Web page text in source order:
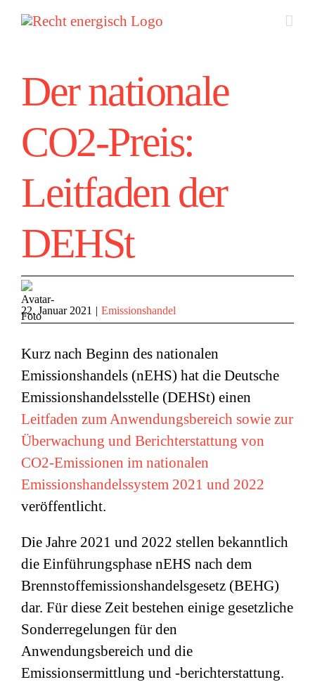
Zum
Inhalt
Der nationale
CO2-Preis:
Leitfaden der
DEHSt
22. Januar 2021 | Emissionshandel
Kurz nach Beginn des nationalen
Emissionshandels (nEHS) hat die Deutsche
Emissionshandelsstelle (DEHSt) einen
Leitfaden zum Anwendungsbereich sowie zur
Überwachung und Berichterstattung von
CO2-Emissionen im nationalen
Emissionshandelssystem 2021 und 2022
veröffentlicht.
Die Jahre 2021 und 2022 stellen bekanntlich
die Einführungsphase nEHS nach dem
Brennstoffemissionshandelsgesetz (BEHG)
dar. Für diese Zeit bestehen einige gesetzliche
Sonderregelungen für den
Anwendungsbereich und die
Emissionsermittlung und -berichterstattung.